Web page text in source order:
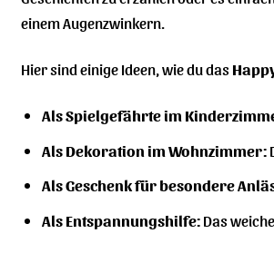
einem Augenzwinkern.
Hier sind einige Ideen, wie du das
Als Spielgefährte im
Als Dekoration im Wohnzimmer:
Als Geschenk für besondere
Als Entspannungshilfe:Das